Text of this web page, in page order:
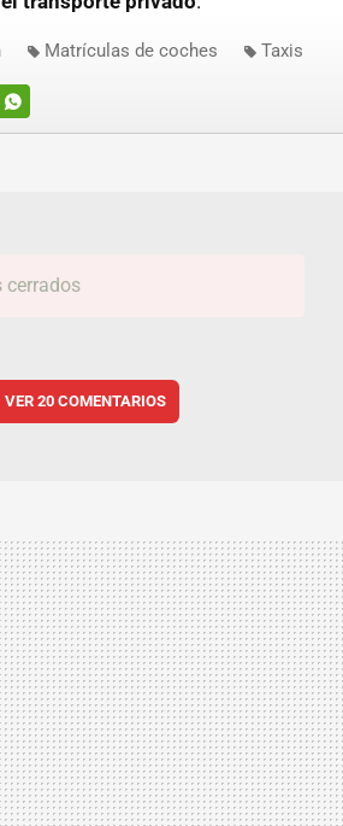
Matrículas de coches Taxis
cerrados
VER 20 COMENTARIOS